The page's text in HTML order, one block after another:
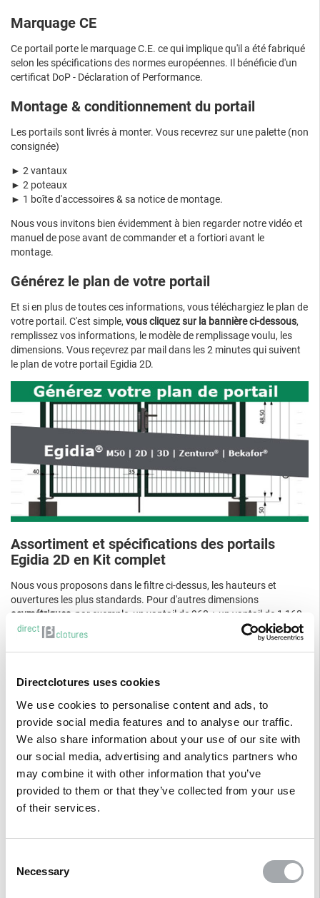
Directclotures uses cookies
We use cookies to personalise content and ads, to
provide social media features and to analyse our traffic.
We also share information about your use of our site with
our social media, advertising and analytics partners who
may combine it with other information that you’ve
provided to them or that they’ve collected from your use
of their services.
Selection
Necessary
Marquage CE
Ce portail porte le marquage C.E. ce qui implique qu'il a été fabriqué
selon les spécifications des normes européennes. Il bénéficie d'un
certificat DoP - Déclaration of Performance.
Montage & conditionnement du portail
Les portails sont livrés à monter. Vous recevrez sur une palette (non
consignée)
► 2 vantaux
► 2 poteaux
► 1 boîte d'accessoires & sa notice de montage.
Nous vous invitons bien évidemment à bien regarder notre vidéo et
manuel de pose avant de commander et a fortiori avant le
montage.
Générez le plan de votre portail
Et si en plus de toutes ces informations, vous téléchargiez le plan de
votre portail. C'est simple, vous cliquez sur la bannière ci-dessous,
remplissez vos informations, le modèle de remplissage voulu, les
dimensions. Vous reçevrez par mail dans les 2 minutes qui suivent
le plan de votre portail Egidia 2D.
Assortiment et spécifications des portails
Egidia 2D en Kit complet
Nous vous proposons dans le filtre ci-dessus, les hauteurs et
ouvertures les plus standards. Pour d'autres dimensions
asymétriques, par exemple, un vantail de 960 + un vantail de 1 160
mm pour une ouverture nominale de 2.10 mètres merci de nous
consulter pour que nous vous fassions une offre avec poteaux et
commande.
Pour faire correspondre les côtes sur l'image ci-dessus et notre
tableau explicatif ci-dessous :
Cote B= Entraxe poteaux
Cote C = Espace nécessaire
Cote F= La largeur du vantail
Cote G= Longueur des poteaux
LARGEUR
HAUTEUR
PASSAGE